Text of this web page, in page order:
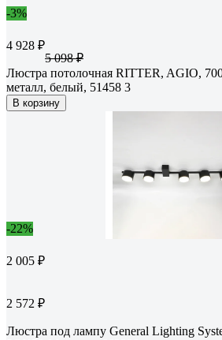
-3%
4 928 ₽
5 098 ₽
Люстра потолочная RITTER, AGIO,
металл, белый, 51458 3
В корзину
-22%
2 005 ₽
2 572 ₽
Люстра под лампу General Lighting